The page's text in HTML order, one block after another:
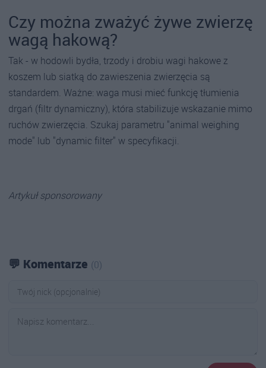
Czy można zważyć żywe zwierzę
wagą hakową?
Tak - w hodowli bydła, trzody i drobiu wagi hakowe z
koszem lub siatką do zawieszenia zwierzęcia są
standardem. Ważne: waga musi mieć funkcję tłumienia
drgań (filtr dynamiczny), która stabilizuje wskazanie mimo
ruchów zwierzęcia. Szukaj parametru "animal weighing
mode" lub "dynamic filter" w specyfikacji.
Artykuł sponsorowany
💬 Komentarze (0)